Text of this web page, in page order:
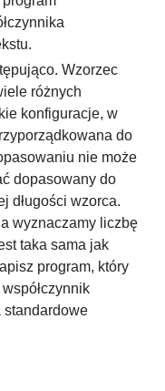
Wzorzec
różnych
konfiguracje, w
do
nie może
dopasowany do
długości wzorca.
wyznaczamy liczbę
taka sama jak
program, który
standardowe